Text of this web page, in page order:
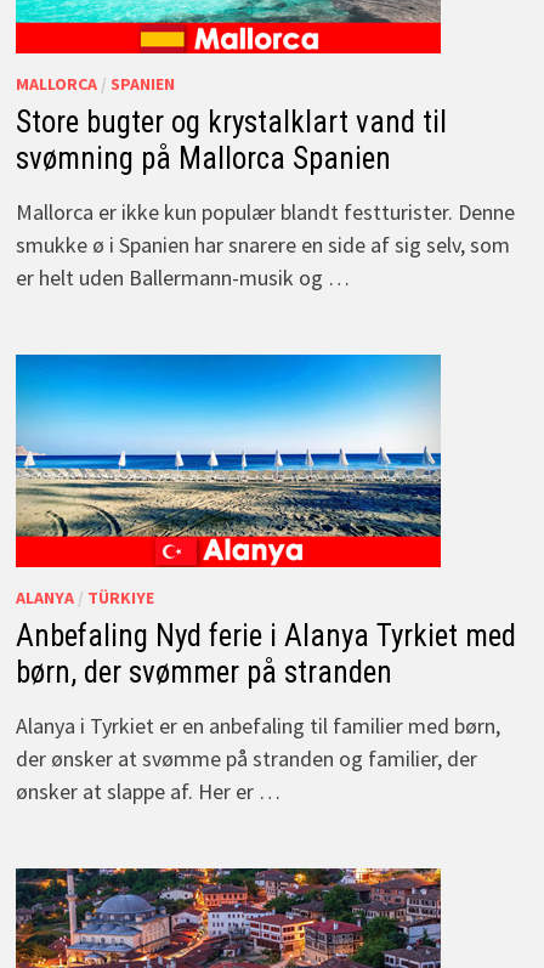
MALLORCA/ SPANIEN
Store bugter og krystalklart vand til
svømning på Mallorca Spanien
Mallorca er ikke kun populær blandt festturister. Denne
smukke ø i Spanien har snarere en side af sig selv, som
er helt uden Ballermann-musik og …
ALANYA/ TÜRKIYE
Anbefaling Nyd ferie i Alanya Tyrkiet med
børn, der svømmer på stranden
Alanya i Tyrkiet er en anbefaling til familier med børn,
der ønsker at svømme på stranden og familier, der
ønsker at slappe af. Her er …